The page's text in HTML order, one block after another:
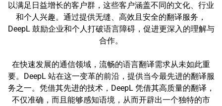
以满足日益增长的客户群，这些客户涵盖不同的文化、行业
和个人兴趣。通过提供无缝、高效且安全的翻译服务，
DeepL 鼓励企业和个人打破语言障碍，促进更深入的理解与
合作。
在快速发展的通信领域，流畅的语言翻译需求从未如此重
要。DeepL 站在这一变革的前沿，提供当今最先进的翻译服
务之一。凭借其先进的技术，DeepL 凭借其高质量的翻译，
不仅准确，而且能够感知语境，从而开辟出一个独特的市